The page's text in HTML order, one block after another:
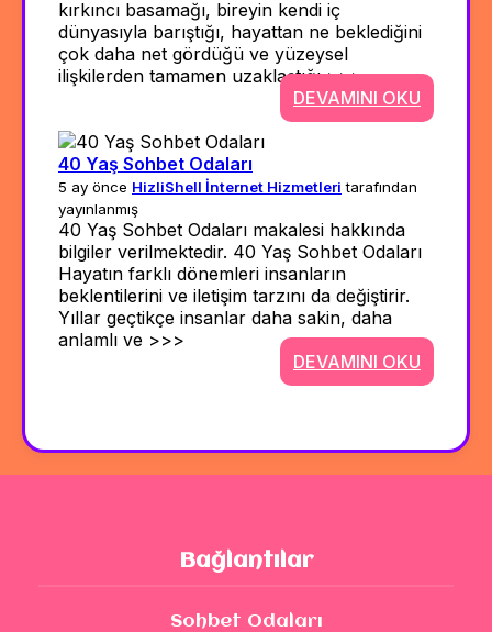
kırkıncı basamağı, bireyin kendi iç
dünyasıyla barıştığı, hayattan ne beklediğini
çok daha net gördüğü ve yüzeysel
ilişkilerden tamamen uzaklaştığı >>>
DEVAMINI OKU
40 Yaş Sohbet Odaları
5 ay önce HizliShell İnternet Hizmetleri tarafından
yayınlanmış
40 Yaş Sohbet Odaları makalesi hakkında
bilgiler verilmektedir. 40 Yaş Sohbet Odaları
Hayatın farklı dönemleri insanların
beklentilerini ve iletişim tarzını da değiştirir.
Yıllar geçtikçe insanlar daha sakin, daha
anlamlı ve >>>
DEVAMINI OKU
Bağlantılar
Sohbet Odaları